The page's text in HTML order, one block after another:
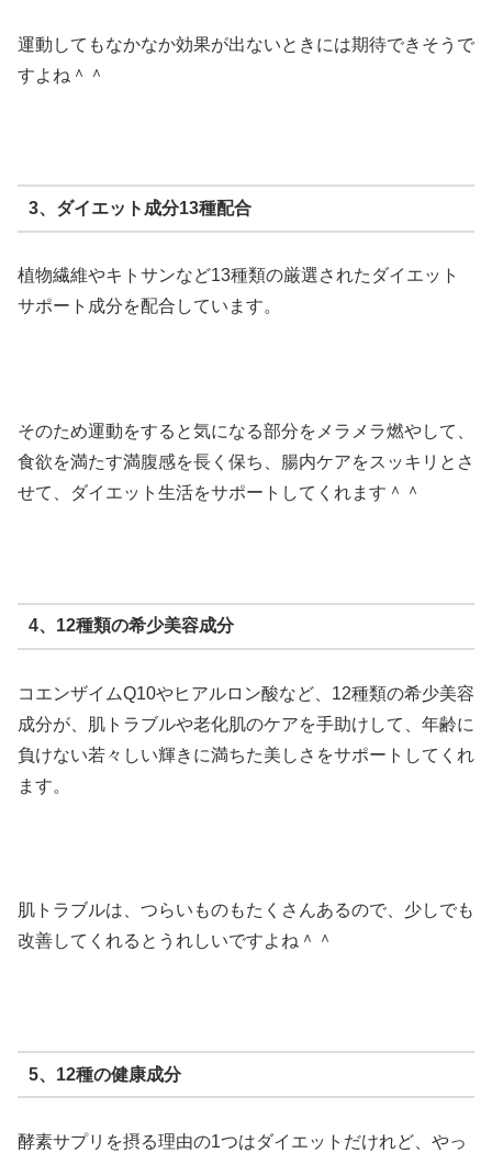
運動してもなかなか効果が出ないときには期待できそうで
すよね＾＾
3、ダイエット成分13種配合
植物繊維やキトサンなど13種類の厳選されたダイエット
サポート成分を配合しています。
そのため運動をすると気になる部分をメラメラ燃やして、
食欲を満たす満腹感を長く保ち、腸内ケアをスッキリとさ
せて、ダイエット生活をサポートしてくれます＾＾
4、12種類の希少美容成分
コエンザイムQ10やヒアルロン酸など、12種類の希少美容
成分が、肌トラブルや老化肌のケアを手助けして、年齢に
負けない若々しい輝きに満ちた美しさをサポートしてくれ
ます。
肌トラブルは、つらいものもたくさんあるので、少しでも
改善してくれるとうれしいですよね＾＾
5、12種の健康成分
酵素サプリを摂る理由の1つはダイエットだけれど、やっ